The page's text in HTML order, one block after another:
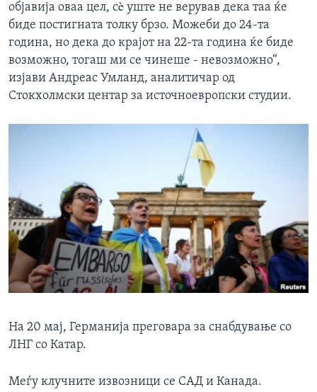
објавија оваа цел, сè уште не верував дека таа ќе
биде постигната толку брзо. Можеби до 24-та
година, но дека до крајот на 22-та година ќе биде
возможно, тогаш ми се чинеше - невозможно“,
изјави Андреас Умланд, аналитичар од
Стокхолмски центар за источноевропски студии.
На 20 мај, Германија преговара за снабдување со
ЛНГ со Катар.
Меѓу клучните извозници се САД и Канада.